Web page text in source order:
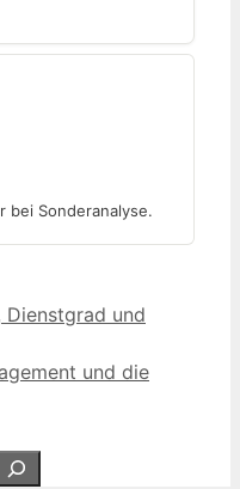
bei Sonderanalyse.
Dienstgrad und
und die